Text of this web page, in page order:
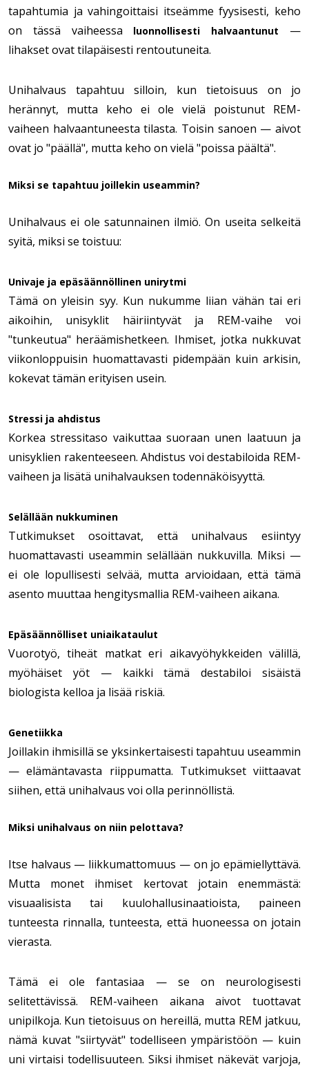
tapahtumia ja vahingoittaisi itseämme fyysisesti, keho
on tässä vaiheessa
luonnollisesti halvaantunut
—
lihakset ovat tilapäisesti rentoutuneita.
Unihalvaus tapahtuu silloin, kun tietoisuus on jo
herännyt, mutta keho ei ole vielä poistunut REM-
vaiheen halvaantuneesta tilasta. Toisin sanoen — aivot
ovat jo "päällä", mutta keho on vielä "poissa päältä".
Miksi se tapahtuu joillekin useammin?
Unihalvaus ei ole satunnainen ilmiö. On useita selkeitä
syitä, miksi se toistuu:
Univaje ja epäsäännöllinen unirytmi
Tämä on yleisin syy. Kun nukumme liian vähän tai eri
aikoihin, unisyklit häiriintyvät ja REM-vaihe voi
"tunkeutua" heräämishetkeen. Ihmiset, jotka nukkuvat
viikonloppuisin huomattavasti pidempään kuin arkisin,
kokevat tämän erityisen usein.
Stressi ja ahdistus
Korkea stressitaso vaikuttaa suoraan unen laatuun ja
unisyklien rakenteeseen. Ahdistus voi destabiloida REM-
vaiheen ja lisätä unihalvauksen todennäköisyyttä.
Selällään nukkuminen
Tutkimukset osoittavat, että unihalvaus esiintyy
huomattavasti useammin selällään nukkuvilla. Miksi —
ei ole lopullisesti selvää, mutta arvioidaan, että tämä
asento muuttaa hengitysmallia REM-vaiheen aikana.
Epäsäännölliset uniaikataulut
Vuorotyö, tiheät matkat eri aikavyöhykkeiden välillä,
myöhäiset yöt — kaikki tämä destabiloi sisäistä
biologista kelloa ja lisää riskiä.
Genetiikka
Joillakin ihmisillä se yksinkertaisesti tapahtuu useammin
— elämäntavasta riippumatta. Tutkimukset viittaavat
siihen, että unihalvaus voi olla perinnöllistä.
Miksi unihalvaus on niin pelottava?
Itse halvaus — liikkumattomuus — on jo epämiellyttävä.
Mutta monet ihmiset kertovat jotain enemmästä:
visuaalisista tai kuulohallusinaatioista, paineen
tunteesta rinnalla, tunteesta, että huoneessa on jotain
vierasta.
Tämä ei ole fantasiaa — se on neurologisesti
selitettävissä. REM-vaiheen aikana aivot tuottavat
unipilkoja. Kun tietoisuus on hereillä, mutta REM jatkuu,
nämä kuvat "siirtyvät" todelliseen ympäristöön — kuin
uni virtaisi todellisuuteen. Siksi ihmiset näkevät varjoja,